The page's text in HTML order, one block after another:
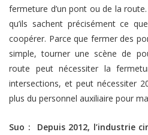
fermeture d’un pont ou de la
qu’ils sachent précisément ce
coopérer. Parce que fermer des
simple, tourner une scène de
route peut nécessiter la
intersections, et peut nécessiter
plus du personnel auxiliaire pour
Suo : Depuis 2012, l’industrie